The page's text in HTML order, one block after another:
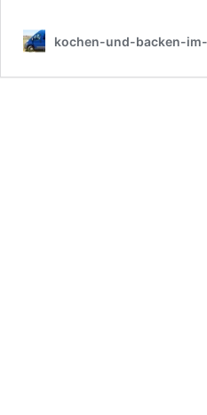
kochen-und-backen-